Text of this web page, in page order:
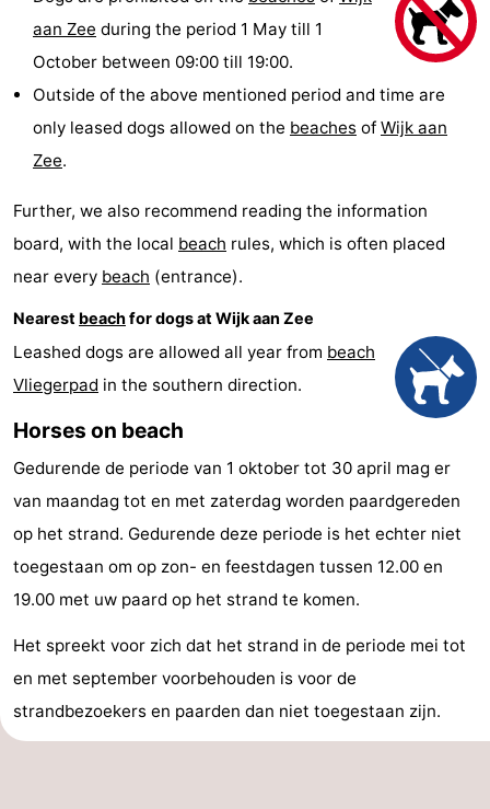
do
Museums
Observation
points
Attractions
Indoor
playgrounds
Wellness
centers
Villages
Cities
Sports
-
pools
Cycling
-
Hiking
courses
Sportfishing
Food
aan Zee during the period 1 May till 1
October between 09:00 till 19:00.
Outside of the above mentioned period and time are
only leased dogs allowed on the beaches of Wijk aan
Zee.
Further, we also recommend reading the information
board, with the local beach rules, which is often placed
near every beach (entrance).
Nearest beachfor dogs at Wijk aan Zee
Leashed dogs are allowed all year from beach
Vliegerpad in the southern direction.
Horses on beach
Gedurende de periode van 1 oktober tot 30 april mag er
van maandag tot en met zaterdag worden paardgereden
op het strand. Gedurende deze periode is het echter niet
toegestaan om op zon- en feestdagen tussen 12.00 en
19.00 met uw paard op het strand te komen.
Het spreekt voor zich dat het strand in de periode mei tot
en met september voorbehouden is voor de
strandbezoekers en paarden dan niet toegestaan zijn.